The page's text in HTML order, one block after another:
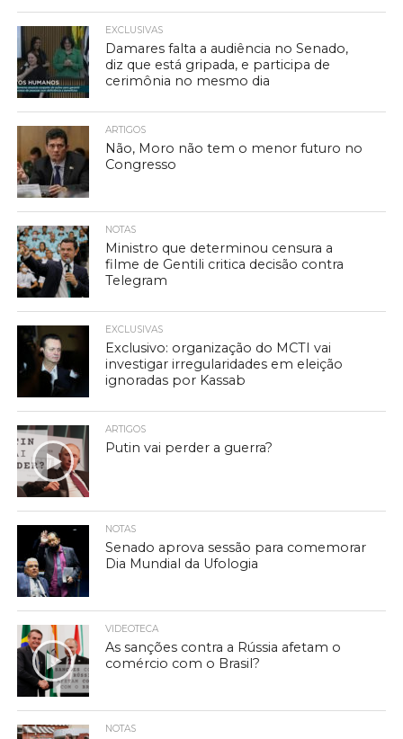
EXCLUSIVAS
Damares falta a audiência no Senado,
diz que está gripada, e participa de
cerimônia no mesmo dia
ARTIGOS
Não, Moro não tem o menor futuro no
Congresso
NOTAS
Ministro que determinou censura a
filme de Gentili critica decisão contra
Telegram
EXCLUSIVAS
Exclusivo: organização do MCTI vai
investigar irregularidades em eleição
ignoradas por Kassab
ARTIGOS
Putin vai perder a guerra?
NOTAS
Senado aprova sessão para comemorar
Dia Mundial da Ufologia
VIDEOTECA
As sanções contra a Rússia afetam o
comércio com o Brasil?
NOTAS